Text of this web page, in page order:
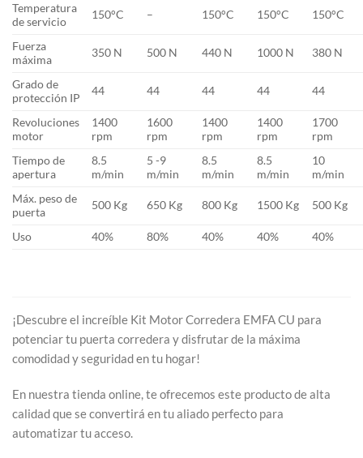
Temperatura
de servicio
150°C – 150°C 150°C 150°C
Fuerza
máxima
350 N 500 N 440 N 1000 N 380 N
Grado de
protección IP
44 44 44 44 44
Revoluciones
motor
1400
rpm
1600
rpm
1400
rpm
1400
rpm
1700
rpm
Tiempo de
apertura
8.5
m/min
5 -9
m/min
8.5
m/min
8.5
m/min
10
m/min
Máx. peso de
puerta
500 Kg 650 Kg 800 Kg 1500 Kg 500 Kg
Uso 40% 80% 40% 40% 40%
¡Descubre el increíble Kit Motor Corredera EMFA CU para
potenciar tu puerta corredera y disfrutar de la máxima
comodidad y seguridad en tu hogar!
En nuestra tienda online, te ofrecemos este producto de alta
calidad que se convertirá en tu aliado perfecto para
automatizar tu acceso.